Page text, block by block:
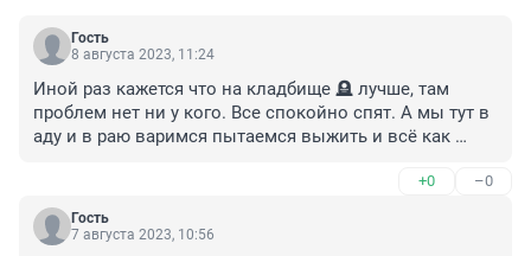
Гость
8 августа 2023, 11:24
Иной раз кажется что на кладбище 🪦 лучше, там
проблем нет ни у кого. Все спокойно спят. А мы тут в
аду и в раю варимся пытаемся выжить и всё как
+0 –0
Гость
7 августа 2023, 10:56